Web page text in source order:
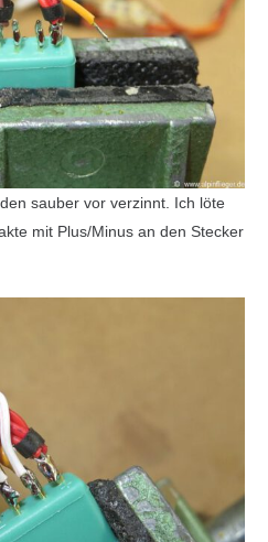
sauber vor verzinnt. Ich löte
mit Plus/Minus an den Stecker